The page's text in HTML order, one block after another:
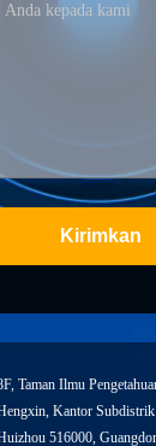
Kirimkan
Taman Ilmu
Kantor
516000,